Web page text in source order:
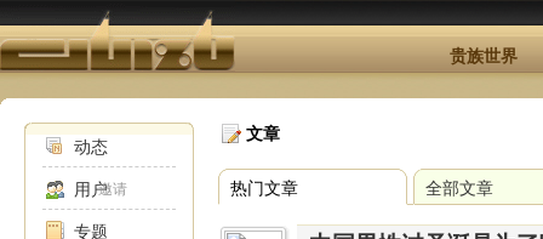
贵族世界
动态
用户邀请
专题
文章
热门文章 全部文章